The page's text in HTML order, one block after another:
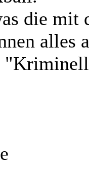
die mit
alles